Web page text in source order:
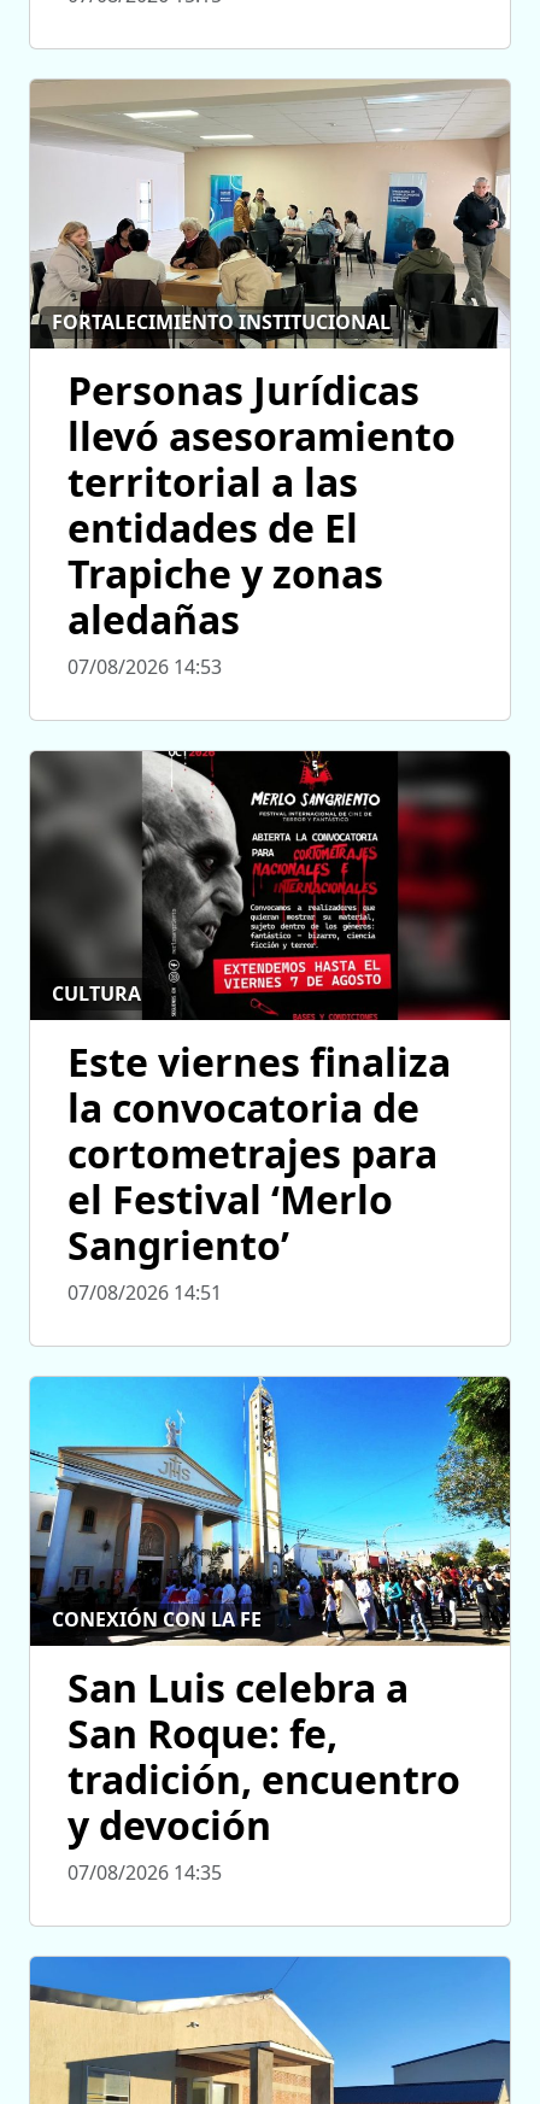
FORTALECIMIENTO INSTITUCIONAL
Personas Jurídicas
llevó asesoramiento
territorial a las
entidades de El
Trapiche y zonas
aledañas
07/08/2026 14:53
CULTURA
Este viernes finaliza
la convocatoria de
cortometrajes para
el Festival ‘Merlo
Sangriento’
07/08/2026 14:51
CONEXIÓN CON LA FE
San Luis celebra a
San Roque: fe,
tradición, encuentro
y devoción
07/08/2026 14:35